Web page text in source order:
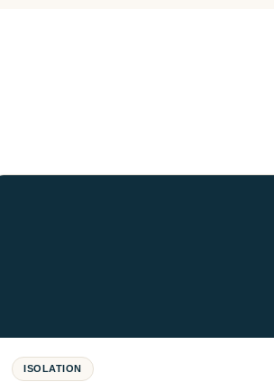
ISOLATION